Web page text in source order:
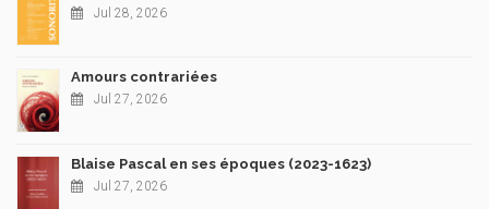
Jul 28, 2026
Amours contrariées
Jul 27, 2026
Blaise Pascal en ses époques (2023-1623)
Jul 27, 2026